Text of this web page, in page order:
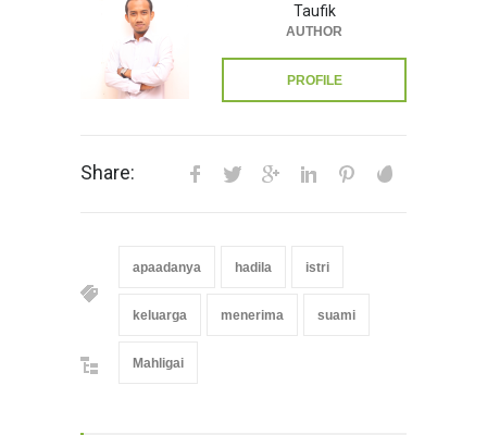
Taufik
AUTHOR
PROFILE
Share:
apaadanya hadila istri
keluarga menerima suami
Mahligai